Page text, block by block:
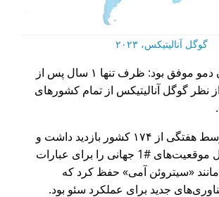
گوگل آنالیتیکس، ۲۰۲۳
این پروژه به عنوان دمو موفق بود: ظرف تنها ۱ سال پس از
از نظر گوگل آنالیتیکس از تمام کشورهای
پلتفرم به طور متوسط هفتگی از ۱۷۴ کشور بازدید داشت و
برای بیش از ۷ سال موقعیت‌های #1 جهانی را برای عبارات
سیتروئن آمی
حفظ کرد که
جدید برای عملکرد سئو بود.